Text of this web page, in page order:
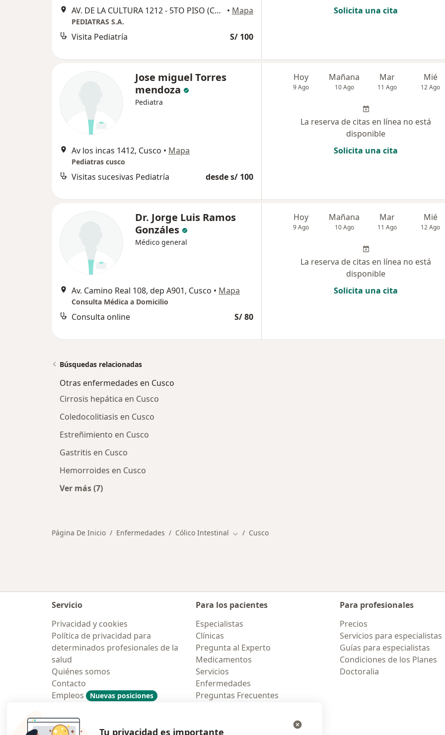
AV. DE LA CULTURA 1212 - 5TO PISO (COSTADO EDIFICIO PACHA), Cusco • Mapa
PEDIATRAS S.A.
Visita Pediatría S/ 100
Solicita una cita
Jose miguel Torres
mendoza
Pediatra
Av los incas 1412, Cusco • Mapa
Pediatras cusco
Visitas sucesivas Pediatría desde s/ 100
Hoy
9 Ago
Mañana
10 Ago
Mar
11 Ago
Mié
12 Ago
La reserva de citas en línea no está
disponible
Solicita una cita
Dr. Jorge Luis Ramos
Gonzáles
Médico general
Av. Camino Real 108, dep A901, Cusco • Mapa
Consulta Médica a Domicilio
Consulta online S/ 80
Hoy
9 Ago
Mañana
10 Ago
Mar
11 Ago
Mié
12 Ago
La reserva de citas en línea no está
disponible
Solicita una cita
Búsquedas relacionadas
Otras enfermedades en Cusco
Cirrosis hepática en Cusco
Coledocolitiasis en Cusco
Estreñimiento en Cusco
Gastritis en Cusco
Hemorroides en Cusco
Ver más (7)
Página De Inicio Enfermedades Cólico Intestinal Cambiar de ciudad
Cusco
Servicio
Privacidad y cookies
Política de privacidad para
determinados profesionales de la
salud
Quiénes somos
Contacto
Empleos
Nuevas posiciones
Contratación
Para los pacientes
Especialistas
Clínicas
Pregunta al Experto
Medicamentos
Servicios
Enfermedades
Preguntas Frecuentes
Para profesionales
Precios
Servicios para especialistas
Guías para especialistas
Condiciones de los Planes
Doctoralia
Tu privacidad es importante